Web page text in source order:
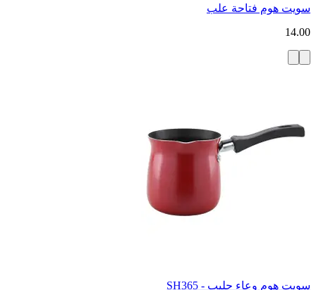
سويت هوم فتاحة علب
14.00
سويت هوم وعاء حليب - SH365